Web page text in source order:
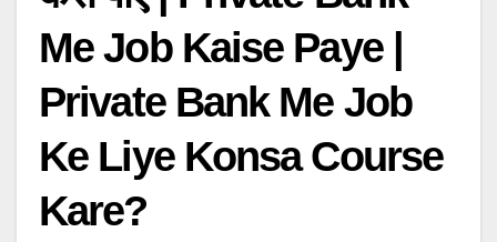
Me Job Kaise Paye |
Private Bank Me Job
Ke Liye Konsa Course
Kare?